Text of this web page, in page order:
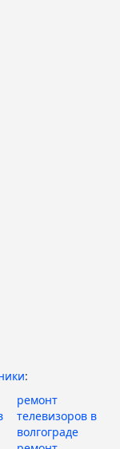
:
ремонт
телевизоров в
волгограде